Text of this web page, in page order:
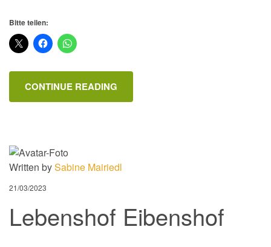
Bitte teilen:
CONTINUE READING
Written bySabine Mairiedl
21/03/2023
Lebenshof Eibenshof